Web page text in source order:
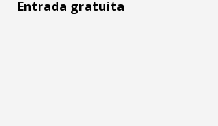
Entrada gratuita